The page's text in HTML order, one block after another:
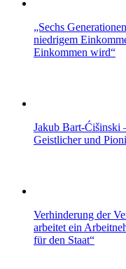
„Sechs
niedrigem
Einkommen wird“
Jakub Bart-Ćišinski
Geistlicher und
Verhinderung der
arbeitet ein
für den Staat“